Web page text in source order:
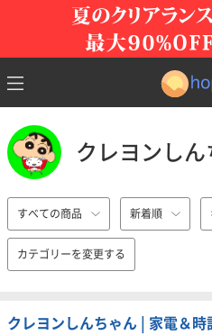
クレヨンしん
すべての商品 新着順
カテゴリーを変更する
クレヨンしんちゃん | 家電＆